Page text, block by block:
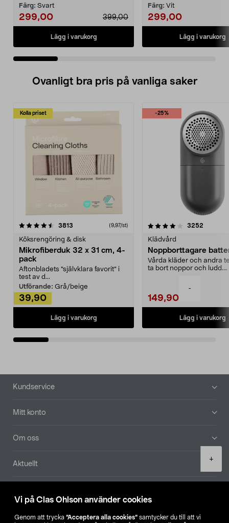
Vi på Clas Ohlson använder cookies
Genom att trycka ”Acceptera alla cookies” samtycker du till att vi
-
+
Färg: Svart
299,00 399,00
Lägg i varukorg
Färg: Vit
299,00
Lägg i varukorg
Ovanligt bra pris på vanliga saker
Kolla priset
3813 (9,97/st)
Köksrengöring & disk
Mikrofiberduk 32 x 31 cm, 4-
pack
Aftonbladets "självklara favorit” i
test av d...
Utförande: Grå/beige
39,90
Lägg i varukorg
-25%
4.0av 5 stjärnor 3252
Klädvård
Noppborttagare
Vårda kläder och andra
ta bort noppor och ludd.
149,90
Lägg i varukorg
4.5av 5 stjärnor
Sidfot
Kundservice
Mitt konto
Om oss
Aktuellt
Hitta butik